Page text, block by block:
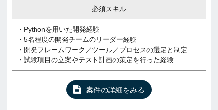
必須スキル
・Pythonを用いた開発経験
・5名程度の開発チームのリーダー経験
・開発フレームワーク／ツール／プロセスの選定と制定
・試験項目の立案やテスト計画の策定を行った経験
案件の詳細をみる